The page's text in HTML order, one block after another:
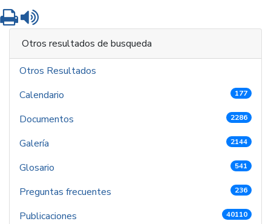
Imprimir
Otros resultados de busqueda
Otros Resultados
Calendario
177
Documentos 2286
Galería 2144
Glosario 541
Preguntas frecuentes 236
Publicaciones 40110